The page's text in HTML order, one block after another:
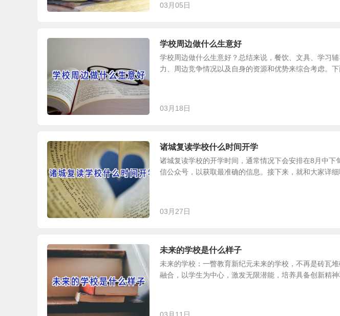
03月05日
学校周边做什么生意好
学校周边做什么生意好？总结来说，餐饮、文具、学习
力、周边竞争情况以及自身的资源和优势来综合考虑。
03月18日
诸城复读学校什么时间开学
诸城复读学校的开学时间，通常情况下会安排在8月中
信公众号，以获取最准确的信息。接下来，就和大家详
03月27日
未来的学校是什么样子
未来的学校：一瞥教育新纪元未来的学校，不再是砖瓦
融合，以学生为中心，激发无限潜能，培养具备创新精